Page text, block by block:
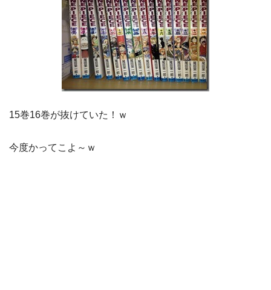
15巻16巻が抜けていた！ｗ
今度かってこよ～ｗ